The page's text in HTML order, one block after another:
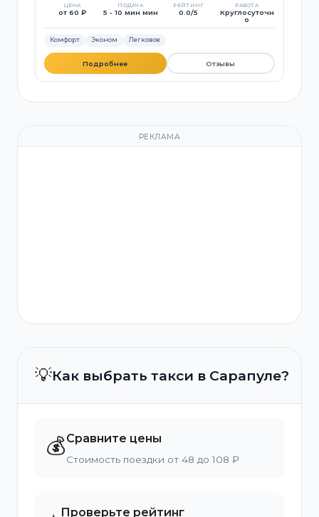
ЦЕНА
от 60 ₽
ПОДАЧА
5 - 10 мин мин
РЕЙТИНГ
0.0/5
РАБОТА
Круглосуточн
о
Комфорт Эконом Легковое
Подробнее Отзывы
РЕКЛАМА
💡Как выбрать такси в Сарапуле?
💰Сравните цены
Стоимость поездки от 48 до 108 ₽
Проверьте рейтинг